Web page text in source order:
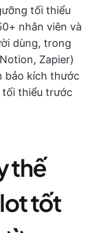
tối thiểu
nhân viên và
dùng, trong
Zapier)
bảo kích thước
tối thiểu trước
thế
tốt